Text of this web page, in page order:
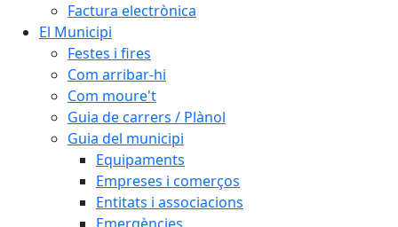
Factura electrònica
El Municipi
Festes i fires
Com arribar-hi
Com moure't
Guia de carrers / Plànol
Guia del municipi
Equipaments
Empreses i comerços
Entitats i associacions